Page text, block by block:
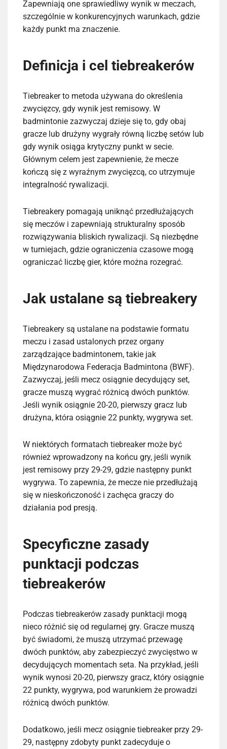
Zapewniają one sprawiedliwy wynik w meczach,
szczególnie w konkurencyjnych warunkach, gdzie
każdy punkt ma znaczenie.
Definicja i cel tiebreakerów
Tiebreaker to metoda używana do określenia
zwycięzcy, gdy wynik jest remisowy. W
badmintonie zazwyczaj dzieje się to, gdy obaj
gracze lub drużyny wygrały równą liczbę setów lub
gdy wynik osiąga krytyczny punkt w secie.
Głównym celem jest zapewnienie, że mecze
kończą się z wyraźnym zwycięzcą, co utrzymuje
integralność rywalizacji.
Tiebreakery pomagają uniknąć przedłużających
się meczów i zapewniają strukturalny sposób
rozwiązywania bliskich rywalizacji. Są niezbędne
w turniejach, gdzie ograniczenia czasowe mogą
ograniczać liczbę gier, które można rozegrać.
Jak ustalane są tiebreakery
Tiebreakery są ustalane na podstawie formatu
meczu i zasad ustalonych przez organy
zarządzające badmintonem, takie jak
Międzynarodowa Federacja Badmintona (BWF).
Zazwyczaj, jeśli mecz osiągnie decydujący set,
gracze muszą wygrać różnicą dwóch punktów.
Jeśli wynik osiągnie 20-20, pierwszy gracz lub
drużyna, która osiągnie 22 punkty, wygrywa set.
W niektórych formatach tiebreaker może być
również wprowadzony na końcu gry, jeśli wynik
jest remisowy przy 29-29, gdzie następny punkt
wygrywa. To zapewnia, że mecze nie przedłużają
się w nieskończoność i zachęca graczy do
działania pod presją.
Specyficzne zasady
punktacji podczas
tiebreakerów
Podczas tiebreakerów zasady punktacji mogą
nieco różnić się od regularnej gry. Gracze muszą
być świadomi, że muszą utrzymać przewagę
dwóch punktów, aby zabezpieczyć zwycięstwo w
decydujących momentach seta. Na przykład, jeśli
wynik wynosi 20-20, pierwszy gracz, który osiągnie
22 punkty, wygrywa, pod warunkiem że prowadzi
różnicą dwóch punktów.
Dodatkowo, jeśli mecz osiągnie tiebreaker przy 29-
29, następny zdobyty punkt zadecyduje o